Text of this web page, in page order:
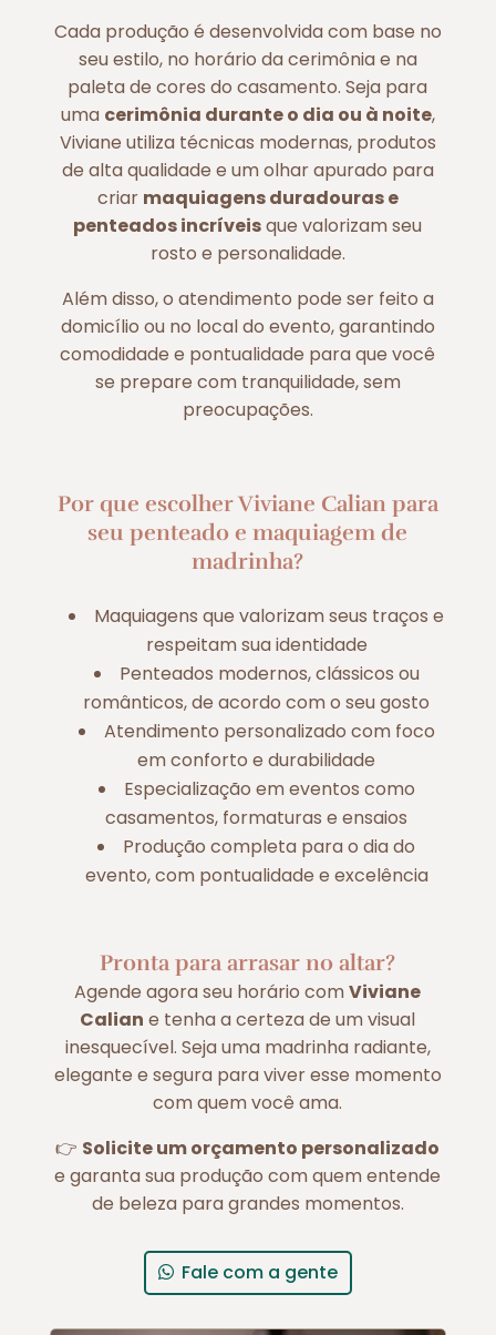
Cada produção é desenvolvida com base no
seu estilo, no horário da cerimônia e na
paleta de cores do casamento. Seja para
uma cerimônia durante o dia ou à noite,
Viviane utiliza técnicas modernas, produtos
de alta qualidade e um olhar apurado para
criar maquiagens duradouras e
penteados incríveisque valorizam seu
rosto e personalidade.
Além disso, o atendimento pode ser feito a
domicílio ou no local do evento, garantindo
comodidade e pontualidade para que você
se prepare com tranquilidade, sem
preocupações.
Por que escolher Viviane Calian para
seu penteado e maquiagem de
madrinha?
Maquiagens que valorizam seus traços e
respeitam sua identidade
Penteados modernos, clássicos ou
românticos, de acordo com o seu gosto
Atendimento personalizado com foco
em conforto e durabilidade
Especialização em eventos como
casamentos, formaturas e ensaios
Produção completa para o dia do
evento, com pontualidade e excelência
Pronta para arrasar no altar?
Agende agora seu horário comViviane
Calian e tenha a certeza de um visual
inesquecível. Seja uma madrinha radiante,
elegante e segura para viver esse momento
com quem você ama.
👉 Solicite um orçamento personalizado
e garanta sua produção com quem entende
de beleza para grandes momentos.
Fale com a gente